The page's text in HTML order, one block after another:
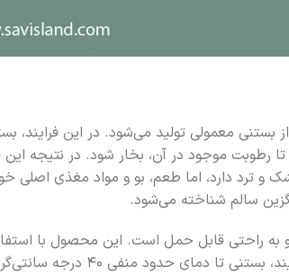
معمولی تولید می‌شود. در این فرایند،
موجود در آن، بخار شود. در نتیجه این
و ترد دارد، اما طعم، بو و مواد مغذی اصلی
سالم شناخته می‌شود.
و به ‌راحتی قابل حمل است. این محصول با
خشک‌ کردن انجمادی و به کمک دستگاه فریز درایر تهیه می‌شود. در این